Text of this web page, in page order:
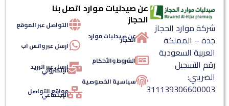
شركة موارد الحجاز
جدة – المملكة
العربية السعودية
رقم التسجيل
الضريبي:
311139306600003
عن صيدليات موارد
الحجاز
عن صيدليات موارد
الحجاز
الشروط والأحكام
سياسية الخصوصية
اتصل بنا
التواصل عبر الموقع
ارسل عبر واتس اب
ارسل عبر البريد
الإلكتروني
مواقع التواصل
الإجتماعي